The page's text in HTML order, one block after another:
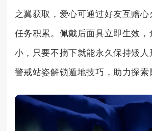
之翼获取，爱心可通过好友互赠心
任务积累。佩戴后面具立即生效
小，只要不摘下就能永久保持矮人
警戒站姿解锁遁地技巧，助力探索